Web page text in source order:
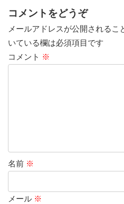
コメントをどうぞ
メールアドレスが公開されるこ
いている欄は必須項目です
コメント ※
名前 ※
メール ※